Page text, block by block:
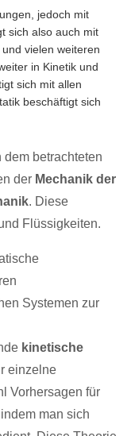
jedoch mit
sich also auch mit
vielen weiteren
in Kinetik und
sich mit allen
beschäftigt sich
betrachteten
der Mechanik der
. Diese
Flüssigkeiten.
Systemen zur
kinetische
einzelne
Vorhersagen für
man sich